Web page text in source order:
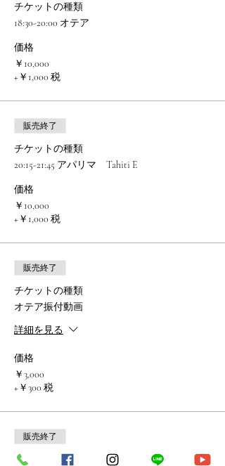
チケットの種類
18:30-20:00 オテア
価格
￥10,000
+￥1,000 税
販売終了
チケットの種類
20:15-21:45 アパリマ Tahiti E
価格
￥10,000
+￥1,000 税
販売終了
チケットの種類
オテア振付動画
詳細を見る
価格
￥3,000
+￥300 税
販売終了
チケットの種類